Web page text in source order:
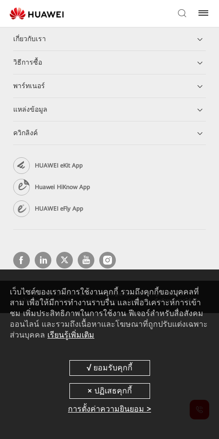
เกี่ยวกับเรา
วิธีการซื้อ
พาร์ทเนอร์
แหล่งข้อมูล
ควิกลิงค์
HUAWEI eKit App
Huawei HiKnow App
HUAWEI eFly App
Copyright © 2026 Huawei Technologies Co., Ltd. All rights reserved.
นโยบายความเป็นส่วนตัว
Cookie Settings Cookies ข้อกำหนดการใช้งาน
เว็บไซต์ของเรามีการใช้งานคุกกี้ รวมถึงคุกกี้ของบุคคลที่
สาม เพื่อให้มีการทำงานราบรื่น และเพื่อวิเคราะห์การเข้า
ชม เพิ่มประสิทธิภาพในการใช้งาน ฟีเจอร์สำหรับสื่อสังคม
ออนไลน์ และรวมถึงเนื้อหาและโฆษณาที่ถูกปรับแต่งเฉพาะ
ส่วนบุคคล เรียนรู้เพิ่มเติม
การตั้งค่าความยินยอม >